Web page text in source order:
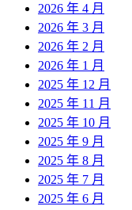
2026 年 4 月
2026 年 3 月
2026 年 2 月
2026 年 1 月
2025 年 12 月
2025 年 11 月
2025 年 10 月
2025 年 9 月
2025 年 8 月
2025 年 7 月
2025 年 6 月